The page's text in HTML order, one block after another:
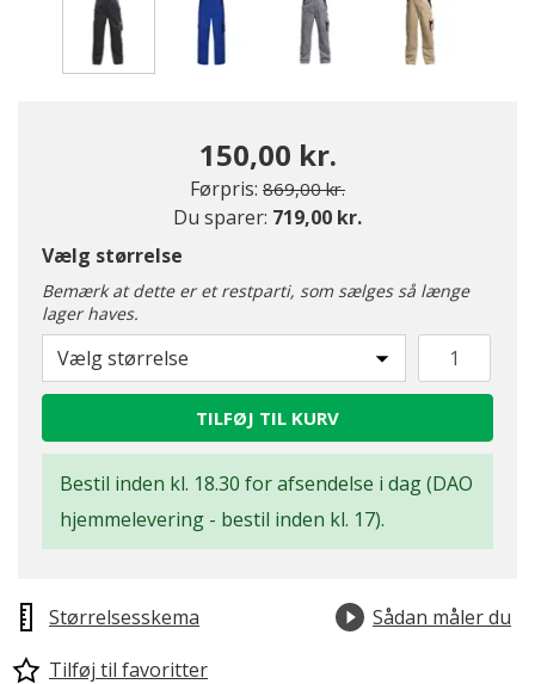
150,00 kr.
Førpris: Pris nedsat fra
869,00 kr.til
Du sparer: 719,00 kr.
Vælg størrelse
Bemærk at dette er et restparti, som sælges så længe
lager haves.
Vælg størrelse
TILFØJ TIL KURV
Bestil inden kl. 18.30 for afsendelse i dag (DAO
hjemmelevering - bestil inden kl. 17).
Størrelsesskema
Sådan måler du
Tilføj til favoritter